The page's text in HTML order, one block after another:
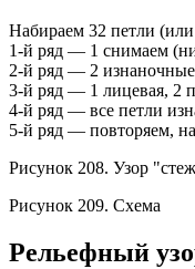
Набираем 32 петли
1-й ряд — 1 снимаем
2-й ряд — 2
3-й ряд — 1 лицевая, 2
4-й ряд — все петли
5-й ряд — повторяем,
Рисунок 208. Узор
Рисунок 209. Схема
Рельефный